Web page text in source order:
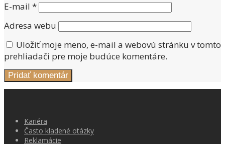
E-mail *
Adresa webu
Uložiť moje meno, e-mail a webovú stránku v tomto
prehliadači pre moje budúce komentáre.
Kariéra
Často kladené otázky
Reklamácie